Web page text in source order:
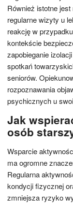
Również istotne
regularne wizyty u
reakcję w
kontekście
zapobieganie
spotkań
seniorów.
rozpoznawania
psychicznych u
Jak
osób
Wsparcie
ma ogromne
Regularna
kondycji fizycznej
zmniejsza ryzyko